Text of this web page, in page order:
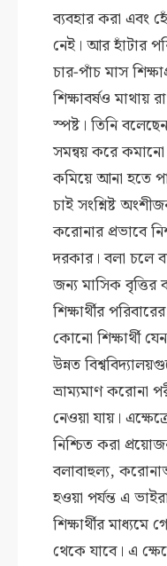
ব্যবহার করা এবং
নেই। আর হাঁটার
চার-পাঁচ মাস
শিক্ষাবর্ষও মাথায়
স্পষ্ট। তিনি
সমন্বয় করে কমানো
কমিয়ে আনা হতে
চাই সংশ্নিষ্ট
করোনার প্রভাবে
দরকার। বলা চলে
জন্য মাসিক বৃত্তির
শিক্ষার্থীর
কোনো শিক্ষার্থী
উন্নত
ভ্রাম্যমাণ করোনা
নেওয়া যায়।
নিশ্চিত করা
বলাবাহুল্য,
হওয়া পর্যন্ত এ
শিক্ষার্থীর
থেকে যাবে। এ